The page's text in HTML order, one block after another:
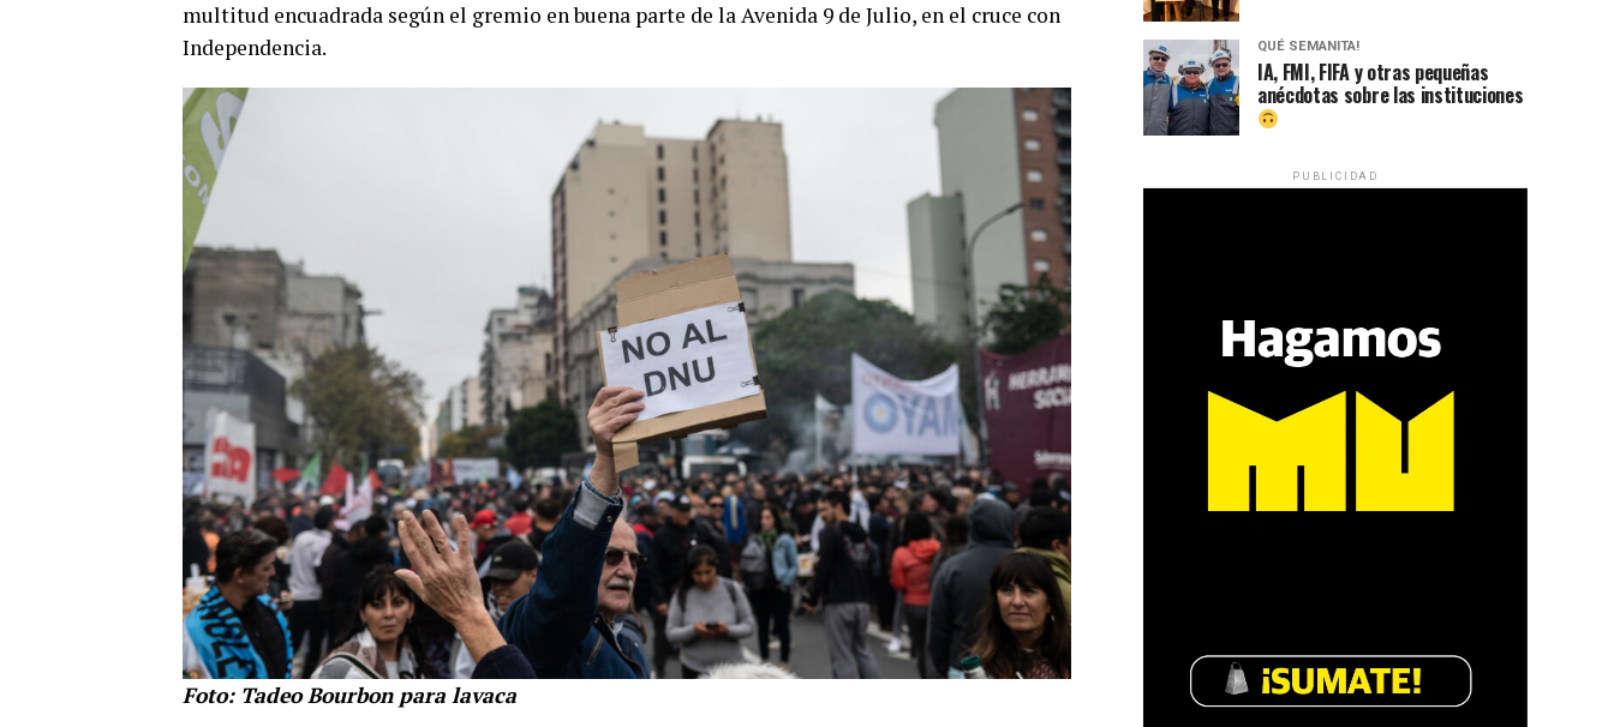
multitud encuadrada según el gremio en buena parte de la Avenida 9 de Julio, en el cruce con
Independencia.
Foto: Tadeo Bourbon para lavaca
QUÉ SEMANITA!
IA, FMI, FIFA y otras pequeñas
anécdotas sobre las instituciones
PUBLICIDAD